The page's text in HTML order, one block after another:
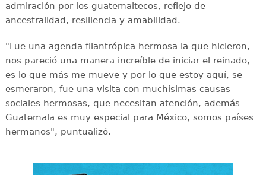
admiración por los guatemaltecos, reflejo de
ancestralidad, resiliencia y amabilidad.
"Fue una agenda filantrópica hermosa la que hicieron,
nos pareció una manera increíble de iniciar el reinado,
es lo que más me mueve y por lo que estoy aquí, se
esmeraron, fue una visita con muchísimas causas
sociales hermosas, que necesitan atención, además
Guatemala es muy especial para México, somos países
hermanos", puntualizó.